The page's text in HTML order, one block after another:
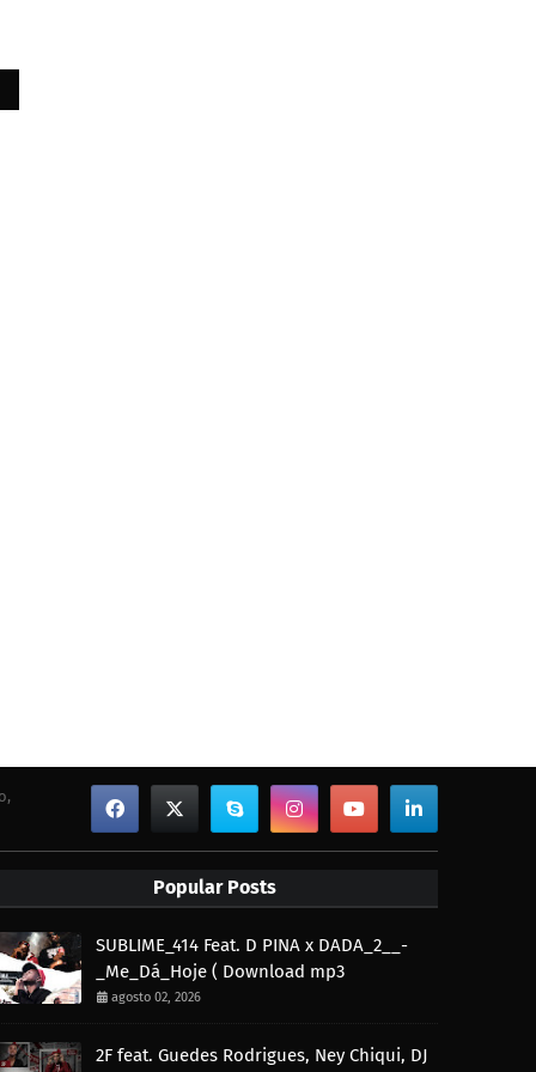
Popular Posts
SUBLIME_414 Feat. D PINA x DADA_2__-
_Me_Dá_Hoje ( Download mp3
agosto 02, 2026
2F feat. Guedes Rodrigues, Ney Chiqui, DJ